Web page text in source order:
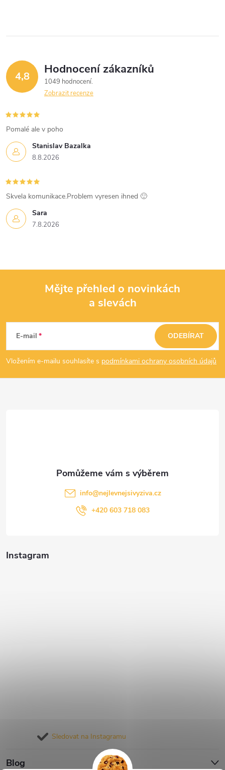
í
p
v
k
y
v
ý
p
s
k
v
á
n
4,8 Hodnocení zákazníků
1049 hodnocení
Zobrazit recenze
Stanislav Bazalka
8.8.2026
Pomalé ale v poho
Sara
7.8.2026
Skvela komunikace.Problem vyresen ihned 🙂
p
Mějte přehled o novinkách
a slevách
E-mail
Vložením e-mailu souhlasíte s podmínkami ochrany osobních údajů
ODEBÍRAT
Instagram
Sledovat na Instagramu
Blog
info@nejlevnejsivyziva.cz
+420 603 718 083